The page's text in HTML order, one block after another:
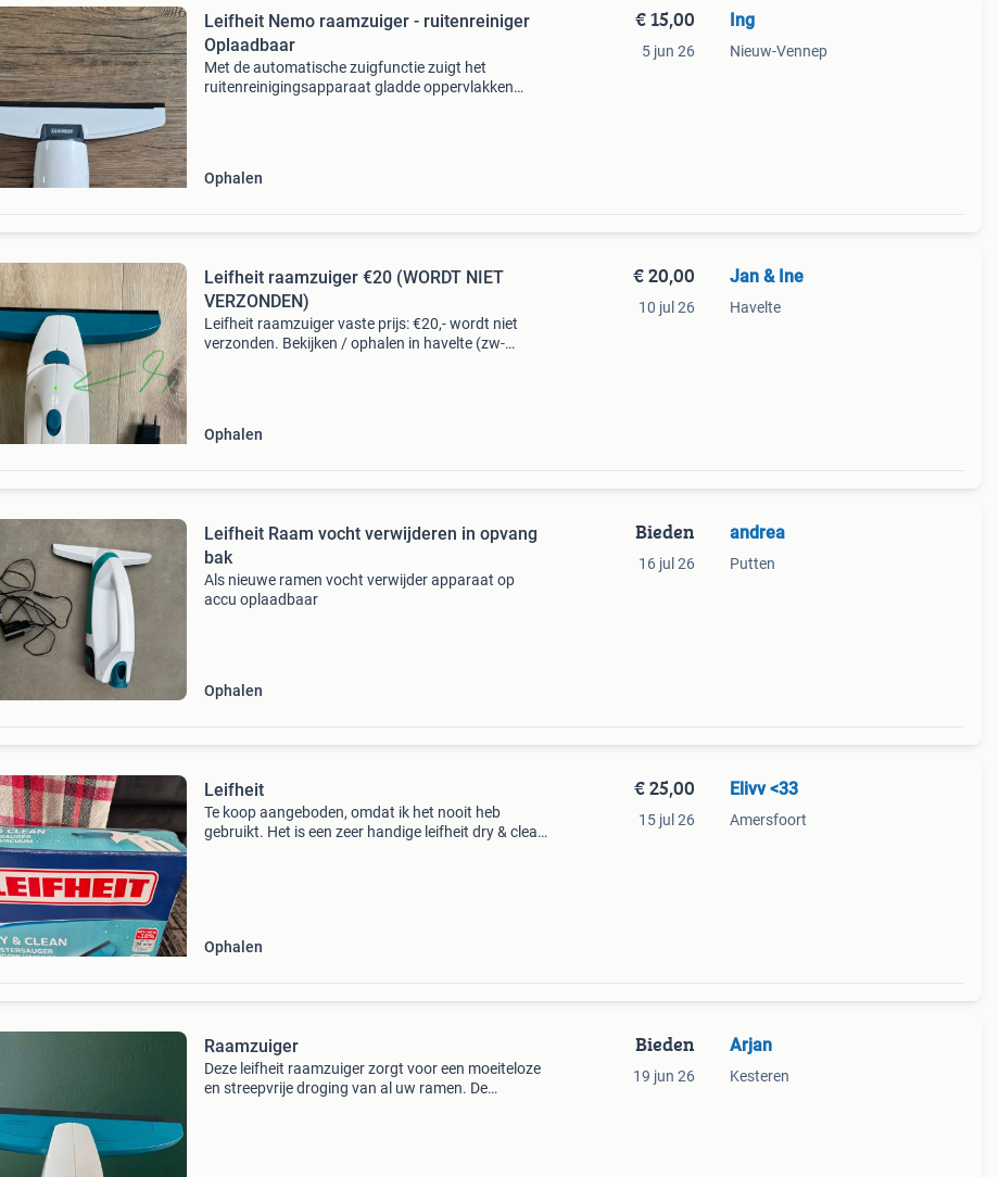
Leifheit Nemo raamzuiger - ruitenreiniger
Oplaadbaar
Met de automatische zuigfunctie zuigt het
ruitenreinigingsapparaat gladde oppervlakken
Ophalen
€ 15,00
5 jun 26
Ing
Nieuw-Vennep
Leifheit raamzuiger €20 (WORDT NIET
VERZONDEN)
Leifheit raamzuiger vaste prijs: €20,- wordt niet
verzonden. Bekijken / ophalen in havelte (zw-
Ophalen
€ 20,00
10 jul 26
Jan & Ine
Havelte
Leifheit Raam vocht verwijderen in opvang
bak
Als nieuwe ramen vocht verwijder apparaat op
accu oplaadbaar
Ophalen
Bieden
16 jul 26
andrea
Putten
Leifheit
Te koop aangeboden, omdat ik het nooit heb
gebruikt. Het is een zeer handige leifheit dry & clean
Ophalen
€ 25,00
15 jul 26
Elivv <33
Amersfoort
Raamzuiger
Deze leifheit raamzuiger zorgt voor een moeiteloze
en streepvrije droging van al uw ramen. De
Bieden
19 jun 26
Arjan
Kesteren